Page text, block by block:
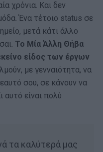
χρόνια. Και δεν
Ένα τέτοιο status σε
μετά κάτι άλλο
Το Μία Άλλη Θήβα
είδος των έργων
με γενναιότητα, να
σου, σε κάνουν να
αυτό είναι πολύ
τα καλύτερά μας